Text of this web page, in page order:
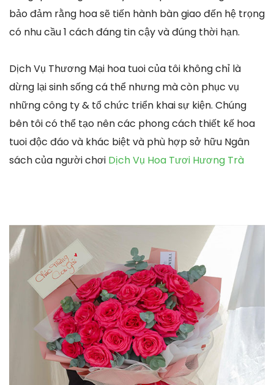
bảo đảm rằng hoa sẽ tiến hành bàn giao đến hệ trọng
có nhu cầu 1 cách đáng tin cậy và đúng thời hạn.
Dịch Vụ Thương Mại hoa tuoi của tôi không chỉ là
dừng lại sinh sống cá thể nhưng mà còn phục vụ
những công ty & tổ chức triển khai sự kiện. Chúng
bên tôi có thể tạo nên các phong cách thiết kế hoa
tuoi độc đáo và khác biệt và phù hợp sở hữu Ngân
sách của người chơi Dịch Vụ Hoa Tươi Hương Trà